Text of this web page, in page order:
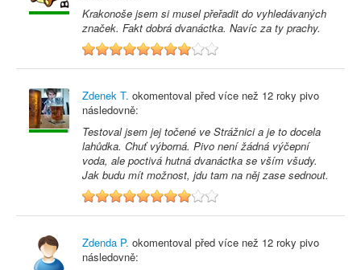
Krakonoše jsem si musel přeřadit do vyhledávaných
značek. Fakt dobrá dvanáctka. Navíc za ty prachy.
8
Zdenek T. okomentoval před více než 12 roky pivo
následovně:
Testoval jsem jej točené ve Strážnici a je to docela
lahůdka. Chuť výborná. Pivo není žádná výčepní
voda, ale poctivá hutná dvanáctka se vším všudy.
Jak budu mít možnost, jdu tam na něj zase sednout.
8
Zdenda P. okomentoval před více než 12 roky pivo
následovně: